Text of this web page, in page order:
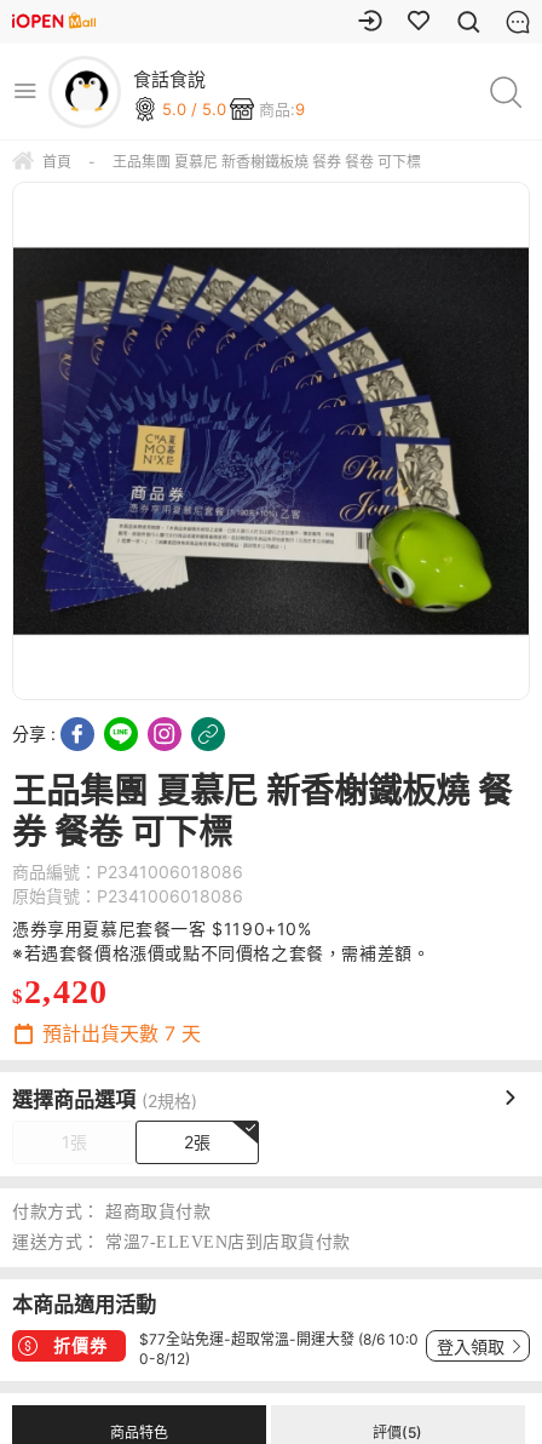
食話食說
5.0 / 5.0 商品:9
首頁 - 王品集團 夏慕尼 新香榭鐵板燒 餐券 餐卷 可下標
分享 :
王品集團 夏慕尼 新香榭鐵板燒 餐
券 餐卷 可下標
商品編號：P2341006018086
原始貨號：P2341006018086
憑券享用夏慕尼套餐一客 $1190+10%
※若遇套餐價格漲價或點不同價格之套餐，需補差額。
$2,420
預計出貨天數 7 天
選擇商品選項 (2規格)
1張 2張
付款方式：
超商取貨付款
運送方式：
常溫7-ELEVEN店到店取貨付款
本商品適用活動
折價券
$77全站免運-超取常溫-開運大發 (8/6 10:0
0-8/12)
登入領取
商品特色 評價(5)